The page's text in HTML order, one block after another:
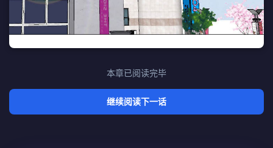
本章已阅读完毕
继续阅读下一话